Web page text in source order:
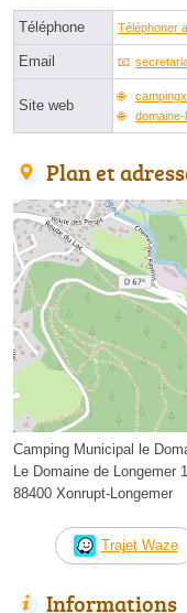
Téléphone Téléphoner
Email
Site web
Plan et
Camping Municipal le
Le Domaine de Longemer
88400 Xonrupt-Longemer
Trajet Waze
Informations